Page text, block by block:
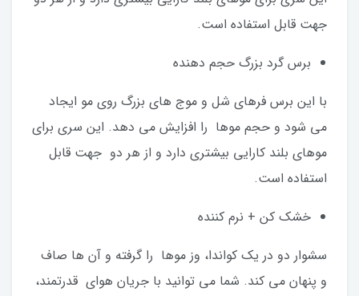
جهت قابل استفاده است.
برس گرد بزرگ حجم‌ دهنده
با این برس فرهای شل و موج‌ های بزرگ روی مو ایجاد
می‌ شود و حجم موها را افزایش می دهد. این سری برای
موهای بلند کارایی بیشتری دارد و از هر دو جهت قابل
استفاده است.
خشک کن + نرم کننده
سشوار دو در یک کواندا، وز موها را گرفته و آن ها صاف
و پنهان می‌ کند. شما می‌ توانید با جریان هوای قدرتمند،